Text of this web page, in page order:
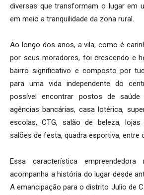
diversas que transformam o lugar em
em meio a tranquilidade da zona rural.
Ao longo dos anos, a vila, como é
por seus moradores, foi crescendo e
bairro significativo e composto por
para uma vida independente do
possível encontrar postos de saúde
agências bancárias, casa lotérica,
escolas, CTG, salão de beleza, lojas
salões de festa, quadra esportiva, entre
Essa característica
acompanha a história do lugar desde
A emancipação para o distrito Julio de